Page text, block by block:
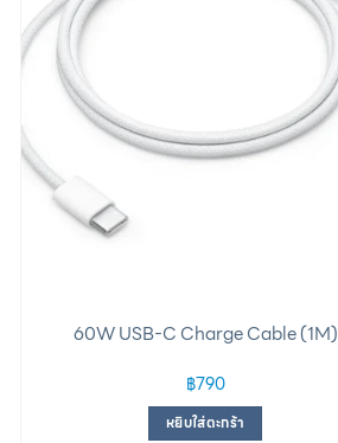
60W USB-C Charge Cable (1M)
฿790
หยิบใส่ตะกร้า